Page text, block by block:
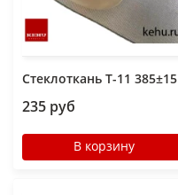
Стеклоткань Т-11 385±15
235 руб
В корзину